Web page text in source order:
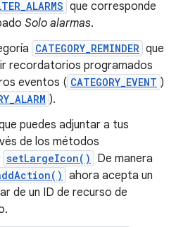
que corresponde
Solo alarmas.
CATEGORY_REMINDER que
recordatorios programados
eventos ( CATEGORY_EVENT )
).
puedes adjuntar a tus
de los métodos
setLargeIcon()
De manera
ahora acepta un
de un ID de recurso de